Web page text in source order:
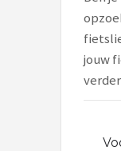
Fietsroutes
Kinderfietsen
Elektrische
jouw